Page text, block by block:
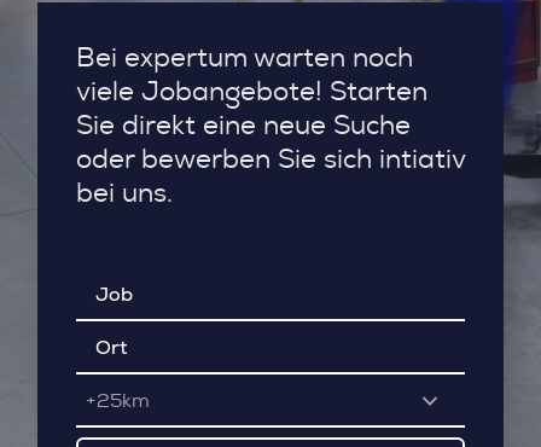
Bei expertum warten noch
viele Jobangebote! Starten
Sie direkt eine neue Suche
oder bewerben Sie sich intiativ
bei uns.
+25km